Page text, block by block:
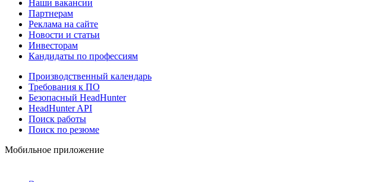
Наши вакансии
Партнерам
Реклама на сайте
Новости и статьи
Инвесторам
Кандидаты по профессиям
Производственный календарь
Требования к ПО
Безопасный HeadHunter
HeadHunter API
Поиск работы
Поиск по резюме
Мобильное приложение